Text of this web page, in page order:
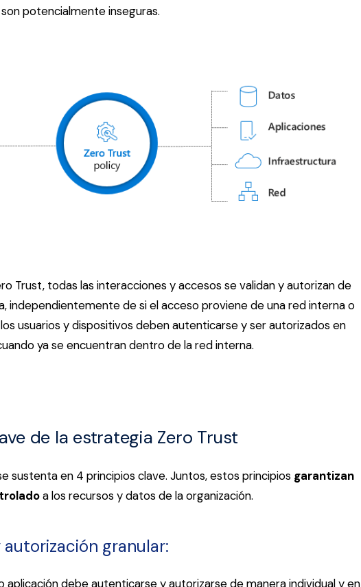
potencialmente inseguras.
Trust, todas las interacciones y accesos se validan y autorizan de
independientemente de si el acceso proviene de una red interna o
usuarios y dispositivos deben autenticarse y ser autorizados en
ya se encuentran dentro de la red interna.
de la estrategia Zero Trust
sustenta en 4 principios clave. Juntos, estos principios garantizan
a los recursos y datos de la organización.
granular:
aplicación debe autenticarse y autorizarse de manera individual y en